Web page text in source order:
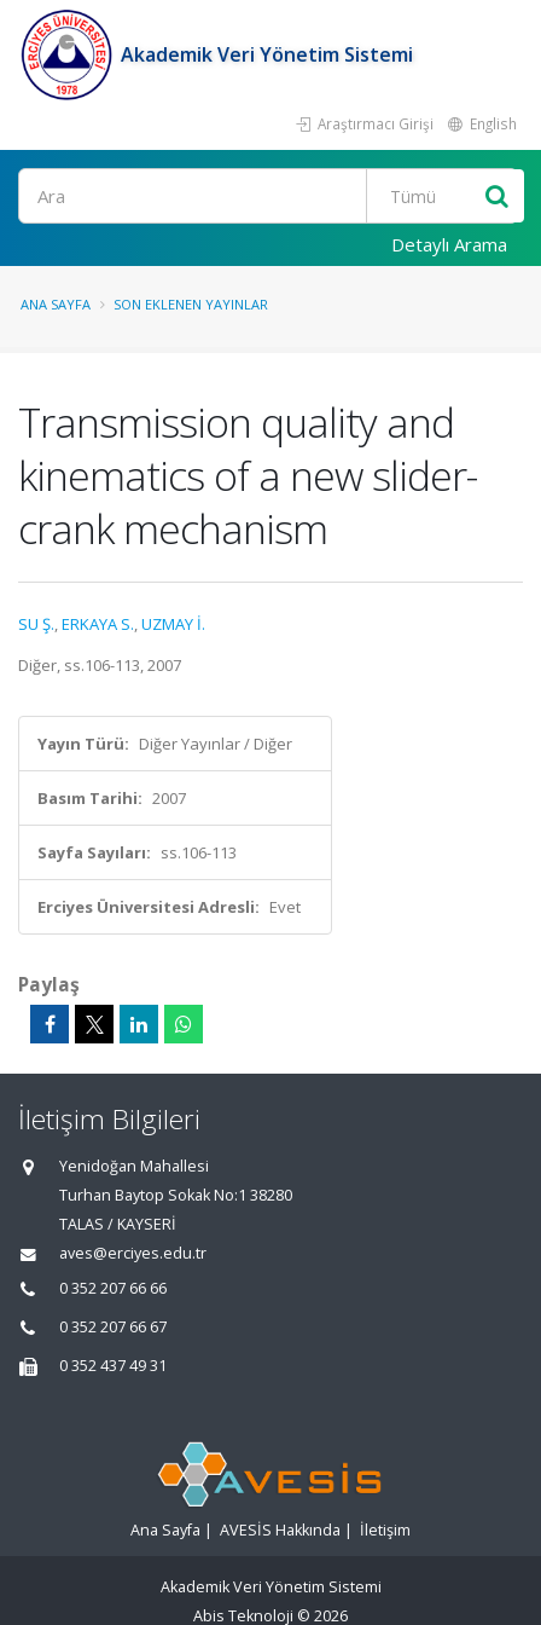
Akademik Veri Yönetim Sistemi
Araştırmacı Girişi English
Ara
Detaylı Arama
ANA SAYFA SON EKLENEN YAYINLAR
Transmission quality and
kinematics of a new slider-
crank mechanism
SU Ş.,ERKAYA S.,UZMAY İ.
Diğer, ss.106-113, 2007
Yayın Türü: Diğer Yayınlar / Diğer
Basım Tarihi: 2007
Sayfa Sayıları: ss.106-113
Erciyes Üniversitesi Adresli: Evet
Paylaş
İletişim Bilgileri
Yenidoğan Mahallesi
Turhan Baytop Sokak No:1 38280
TALAS / KAYSERİ
aves@erciyes.edu.tr
0 352 207 66 66
0 352 207 66 67
0 352 437 49 31
Ana Sayfa | AVESİS Hakkında | İletişim
Akademik Veri Yönetim Sistemi
Abis Teknoloji © 2026